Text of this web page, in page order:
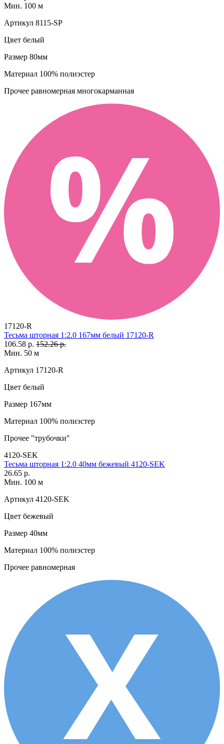
Мин. 100 м
Артикул 8115-SP
Цвет белый
Размер 80мм
Материал 100% полиэстер
Прочее равномерная многокарманная
17120-R
Тесьма шторная 1:2.0 167мм белый 17120-R
106.58 р. 152.26 р.
Мин. 50 м
Артикул 17120-R
Цвет белый
Размер 167мм
Материал 100% полиэстер
Прочее "трубочки"
4120-SEK
Тесьма шторная 1:2.0 40мм бежевый 4120-SEK
26.65 р.
Мин. 100 м
Артикул 4120-SEK
Цвет бежевый
Размер 40мм
Материал 100% полиэстер
Прочее равномерная